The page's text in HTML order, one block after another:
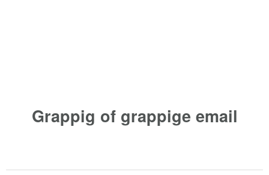
Grappig of grappige email